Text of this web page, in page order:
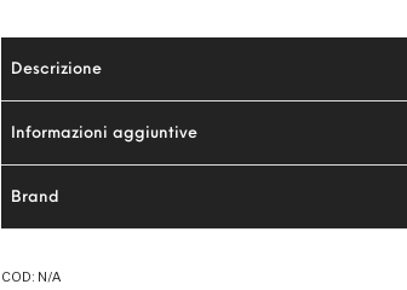
Descrizione
Informazioni aggiuntive
Brand
COD: N/A